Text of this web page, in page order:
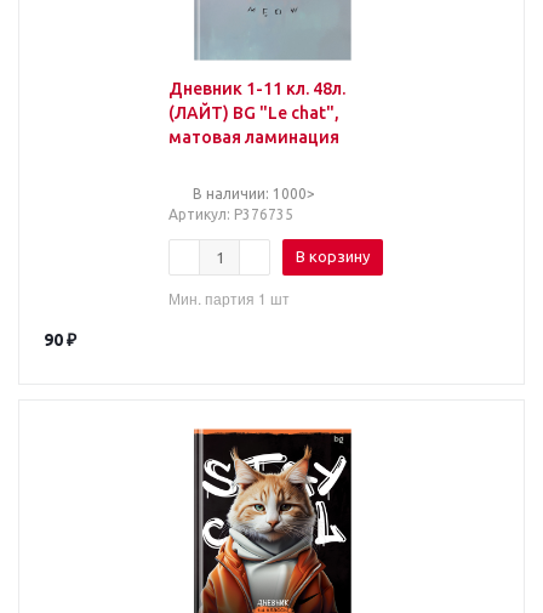
Дневник 1-11 кл. 48л.
(ЛАЙТ) BG "Le chat",
матовая ламинация
В наличии: 1000>
Артикул: Р376735
В корзину
Мин. партия 1 шт
90₽